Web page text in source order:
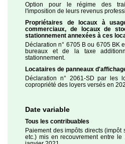
Option pour le régime des
l'imposition de leurs revenus
Propriétaires de locaux à
commerciaux, de locaux de
stationnement annexées à ces
Déclaration n° 6705 B ou 6705 BK
bureaux et de la taxe
stationnement.
Locataires de panneaux
Déclaration n° 2061-SD par les
copropriété des loyers versés en
Date variable
Tous les contribuables
Paiement des impôts directs (impôt
etc.) mis en recouvrement entre